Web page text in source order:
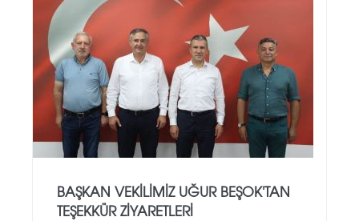
BAŞKAN VEKILIMIZ UĞUR BEŞOK'TAN
TEŞEKKÜR ZIYARETLERI